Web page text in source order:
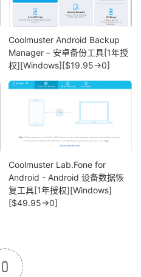
Coolmuster Android Backup
Manager – 安卓备份工具[1年授
权][Windows][$19.95→0]
Coolmuster Lab.Fone for
Android - Android 设备数据恢
复工具[1年授权][Windows]
[$49.95→0]
0